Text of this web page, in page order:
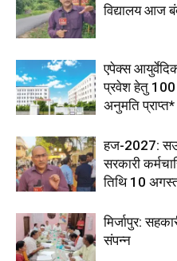
विद्यालय आज
एपेक्स
प्रवेश हेतु 100
अनुमति प्राप्त*
हज-2027:
सरकारी
तिथि 10
मिर्जापुर:
संपन्न